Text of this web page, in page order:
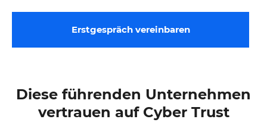
Erstgespräch vereinbaren
Diese führenden Unternehmen
vertrauen auf Cyber Trust